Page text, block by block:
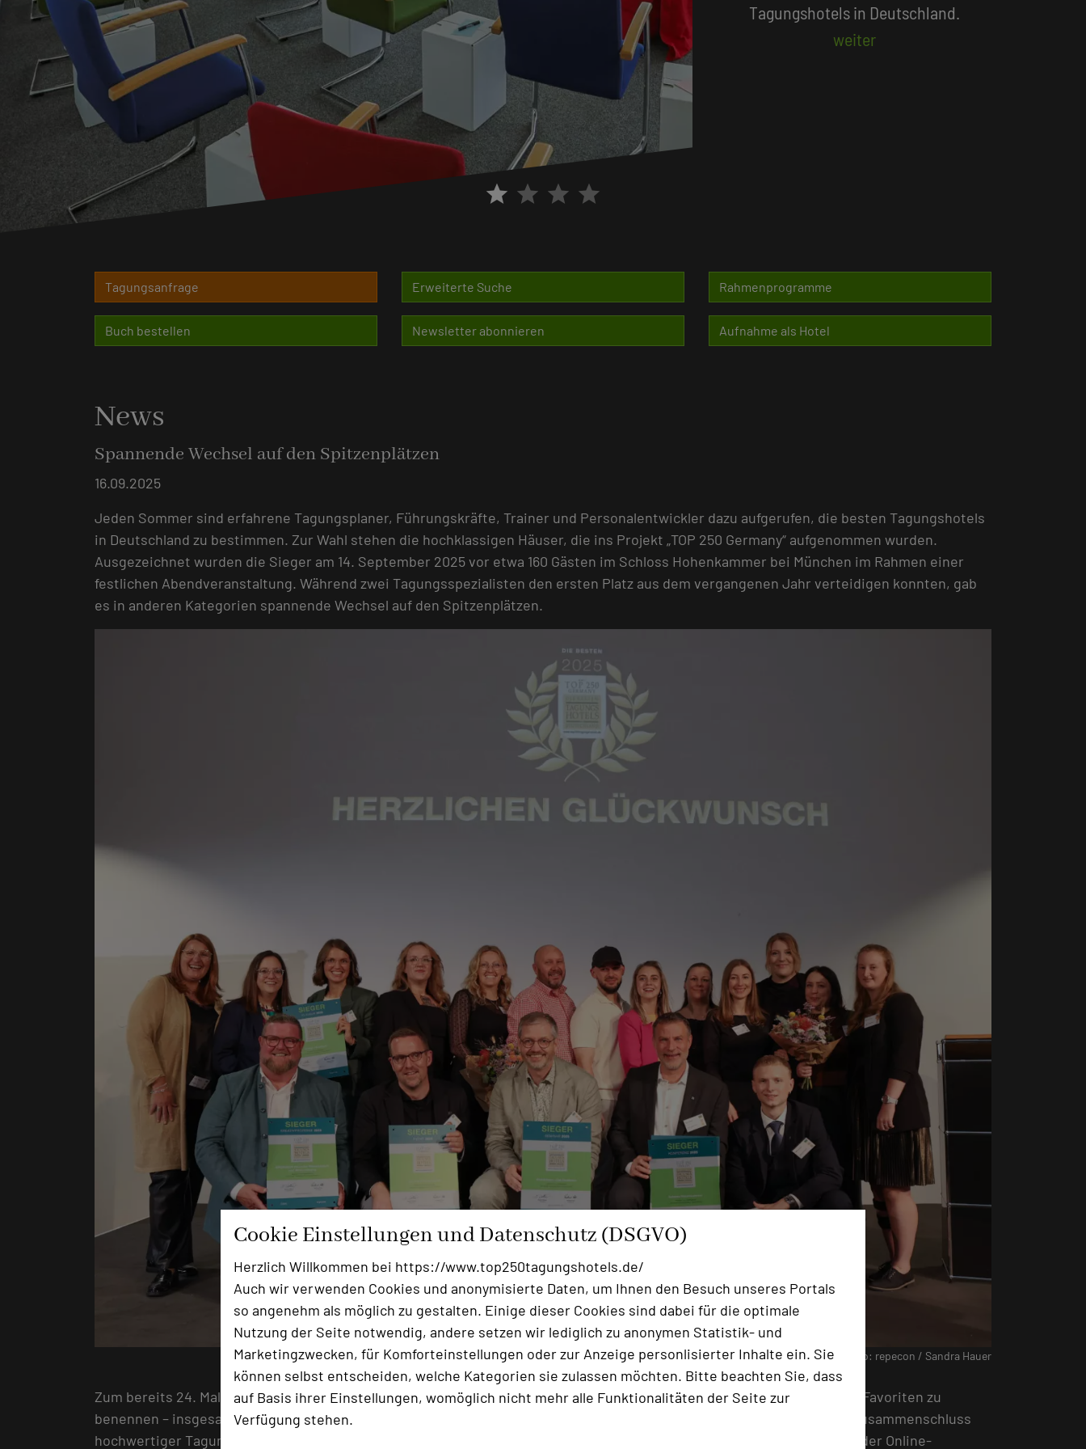
Cookie Einstellungen und Datenschutz (DSGVO)
Herzlich Willkommen bei https://www.top250tagungshotels.de/
Auch wir verwenden Cookies und anonymisierte Daten, um Ihnen den Besuch unseres Portals
so angenehm als möglich zu gestalten. Einige dieser Cookies sind dabei für die optimale
Nutzung der Seite notwendig, andere setzen wir lediglich zu anonymen Statistik- und
Marketingzwecken, für Komforteinstellungen oder zur Anzeige personlisierter Inhalte ein. Sie
können selbst entscheiden, welche Kategorien sie zulassen möchten. Bitte beachten Sie, dass
auf Basis ihrer Einstellungen, womöglich nicht mehr alle Funktionalitäten der Seite zur
Verfügung stehen.
star star star star
Beliebte Suchlisten
Tagungsanfrage Erweiterte Suche Rahmenprogramme
Buch bestellen Newsletter abonnieren Aufnahme als Hotel
News
Spannende Wechsel auf den Spitzenplätzen
16.09.2025
Jeden Sommer sind erfahrene Tagungsplaner, Führungskräfte, Trainer und Personalentwickler dazu aufgerufen, die besten Tagungshotels
in Deutschland zu bestimmen. Zur Wahl stehen die hochklassigen Häuser, die ins Projekt „TOP 250 Germany“ aufgenommen wurden.
Ausgezeichnet wurden die Sieger am 14. September 2025 vor etwa 160 Gästen im Schloss Hohenkammer bei München im Rahmen einer
festlichen Abendveranstaltung. Während zwei Tagungsspezialisten den ersten Platz aus dem vergangenen Jahr verteidigen konnten, gab
es in anderen Kategorien spannende Wechsel auf den Spitzenplätzen.
Foto: repecon / Sandra Hauer
Zum bereits 24. Mal waren rund 18.500 Tagungsplaner, Führungskräfte, Trainer und Personalentwickler aufgerufen, ihre Favoriten zu
benennen – insgesamt 9.392 einzelne Stimmen fanden im Ranking des von „TOP 250 Germany“, Deutschlands größtem Zusammenschluss
hochwertiger Tagungshotels, ausgeschriebenen Wettbewerbs Berücksichtigung. Die Abstimmung erfolgte per Print- oder Online-